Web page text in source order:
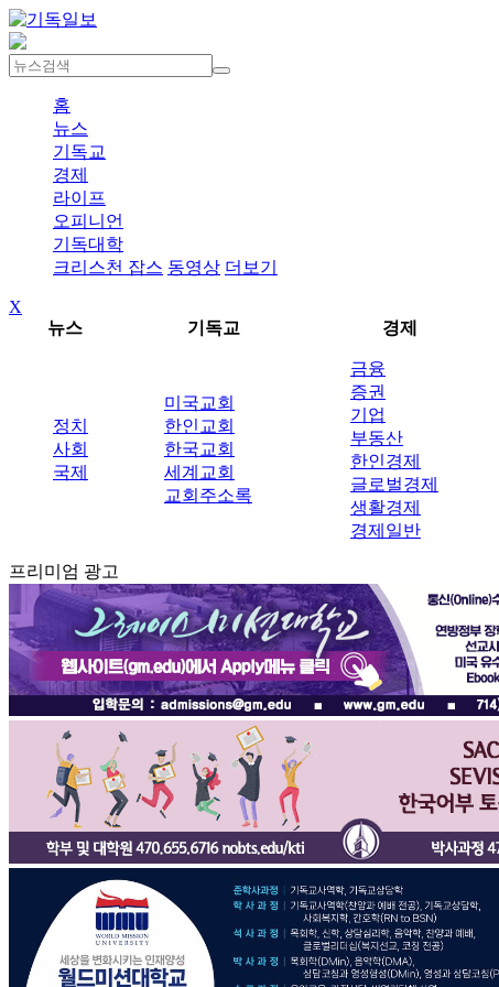
홈
뉴스
기독교
경제
라이프
오피니언
기독대학
크리스천 잡스 동영상 더보기
X
뉴스
기독교 경제
정치
사회
국제
미국교회
한인교회
한국교회
세계교회
교회주소록
금융
증권
기업
부동산
한인경제
글로벌경제
생활경제
경제일반
프리미엄 광고